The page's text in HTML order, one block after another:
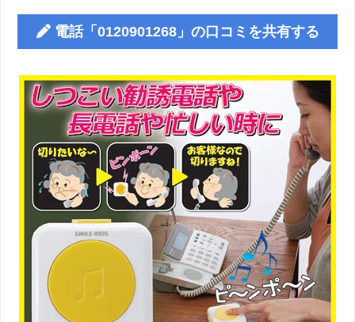
電話「0120901268」の口コミを共有する